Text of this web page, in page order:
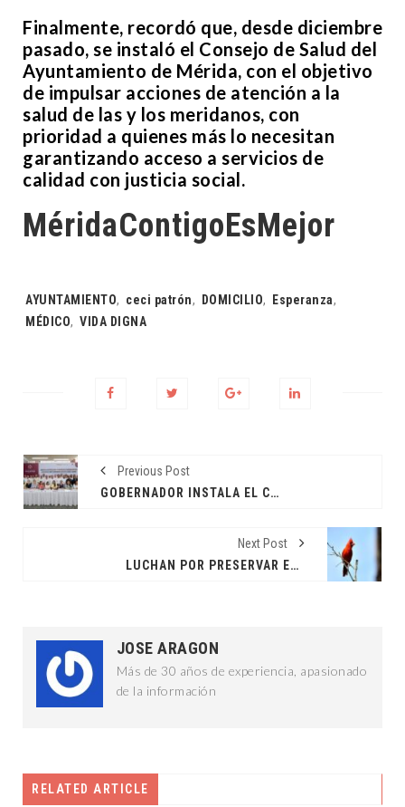
Finalmente, recordó que, desde diciembre
pasado, se instaló el Consejo de Salud del
Ayuntamiento de Mérida, con el objetivo
de impulsar acciones de atención a la
salud de las y los meridanos, con
prioridad a quienes más lo necesitan
garantizando acceso a servicios de
calidad con justicia social.
MéridaContigoEsMejor
Tags:
AYUNTAMIENTO, ceci patrón, DOMICILIO, Esperanza,
MÉDICO, VIDA DIGNA
Previous Post
GOBERNADOR INSTALA EL CCET SOSTENIBLE Y CON SENTIDO SOCIAL
Next Post
LUCHAN POR PRESERVAR ESPECIES ENDÉMICAS
JOSE ARAGON
Más de 30 años de experiencia, apasionado
de la información
RELATED ARTICLE